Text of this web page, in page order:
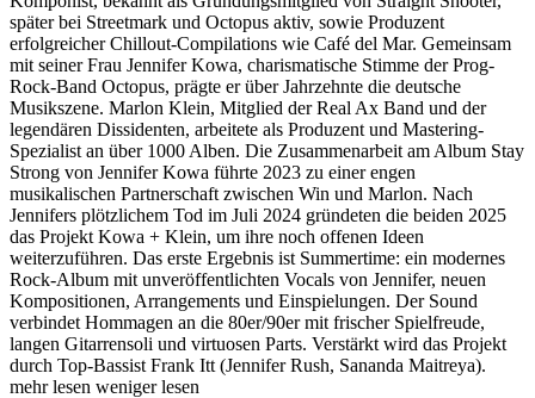
später bei Streetmark und Octopus aktiv, sowie Produzent
erfolgreicher Chillout-Compilations wie Café del Mar. Gemeinsam
mit seiner Frau Jennifer Kowa, charismatische Stimme der Prog-
Rock-Band Octopus, prägte er über Jahrzehnte die deutsche
Musikszene. Marlon Klein, Mitglied der Real Ax Band und der
legendären Dissidenten, arbeitete als Produzent und Mastering-
Spezialist an über 1000 Alben. Die Zusammenarbeit am Album Stay
Strong von Jennifer Kowa führte 2023 zu einer engen
musikalischen Partnerschaft zwischen Win und Marlon. Nach
Jennifers plötzlichem Tod im Juli 2024 gründeten die beiden 2025
das Projekt Kowa + Klein, um ihre noch offenen Ideen
weiterzuführen. Das erste Ergebnis ist Summertime: ein modernes
Rock-Album mit unveröffentlichten Vocals von Jennifer, neuen
Kompositionen, Arrangements und Einspielungen. Der Sound
verbindet Hommagen an die 80er/90er mit frischer Spielfreude,
langen Gitarrensoli und virtuosen Parts. Verstärkt wird das Projekt
durch Top-Bassist Frank Itt (Jennifer Rush, Sananda Maitreya).
mehr lesen weniger lesen